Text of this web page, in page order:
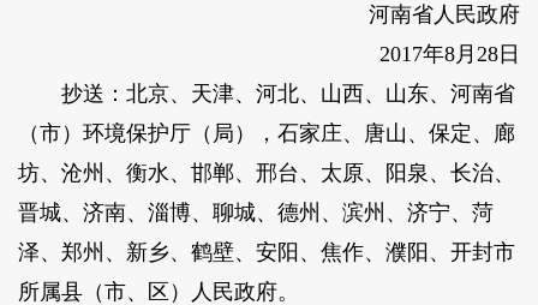
河南省人民政府
2017年8月28日
抄送：北京、天津、河北、山西、山东、河南省
（市）环境保护厅（局），石家庄、唐山、保定、廊
坊、沧州、衡水、邯郸、邢台、太原、阳泉、长治、
晋城、济南、淄博、聊城、德州、滨州、济宁、菏
泽、郑州、新乡、鹤壁、安阳、焦作、濮阳、开封市
所属县（市、区）人民政府。